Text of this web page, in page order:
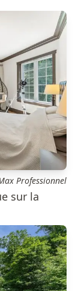
Professionnel
sur la